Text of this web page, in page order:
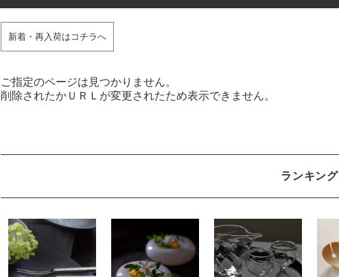
新着・再入荷はコチラへ
ご指定のページは見つかりません。
削除されたかＵＲＬが変更されたため表示できません。
ランキング